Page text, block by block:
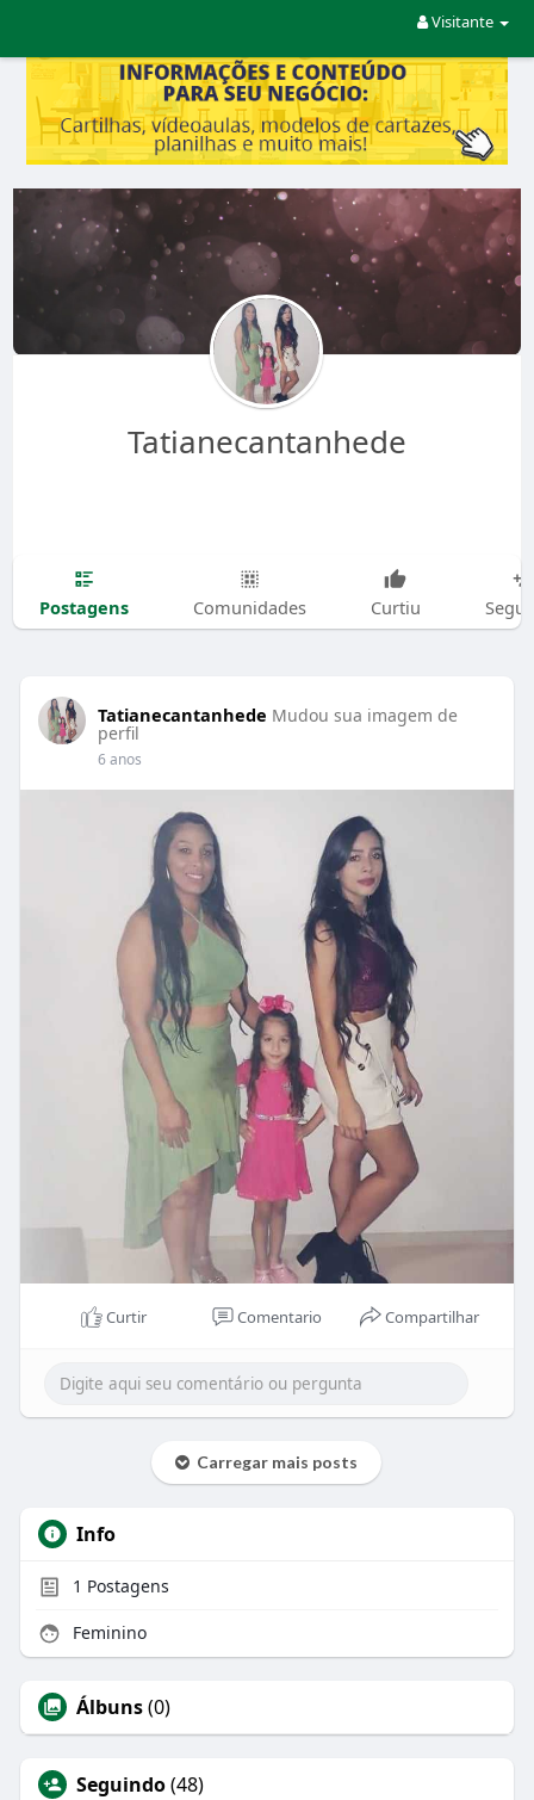
Visitante
Tatianecantanhede
Postagens Comunidades Curtiu
Tatianecantanhede Mudou sua imagem de
perfil
6 anos
Curtir Comentario Compartilhar
Carregar mais posts
Info
1 Postagens
Feminino
Álbuns(0)
Seguindo(48)